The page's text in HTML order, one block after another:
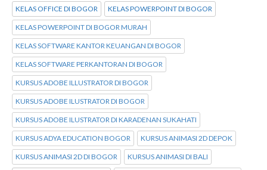
KELAS OFFICE DI BOGOR KELAS POWERPOINT DI BOGOR
KELAS POWERPOINT DI BOGOR MURAH
KELAS SOFTWARE KANTOR KEUANGAN DI BOGOR
KELAS SOFTWARE PERKANTORAN DI BOGOR
KURSUS ADOBE ILLUSTRATOR DI BOGOR
KURSUS ADOBE ILUSTRATOR DI BOGOR
KURSUS ADOBE ILUSTRATOR DI KARADENAN SUKAHATI
KURSUS ADYA EDUCATION BOGOR KURSUS ANIMASI 2D DEPOK
KURSUS ANIMASI 2D DI BOGOR KURSUS ANIMASI DI BALI